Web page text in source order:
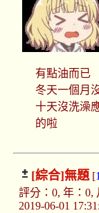
有點油而已
冬天一個月
十天沒洗澡
的啦
[綜合]無題[
評分：0, 年：0,
2019-06-01